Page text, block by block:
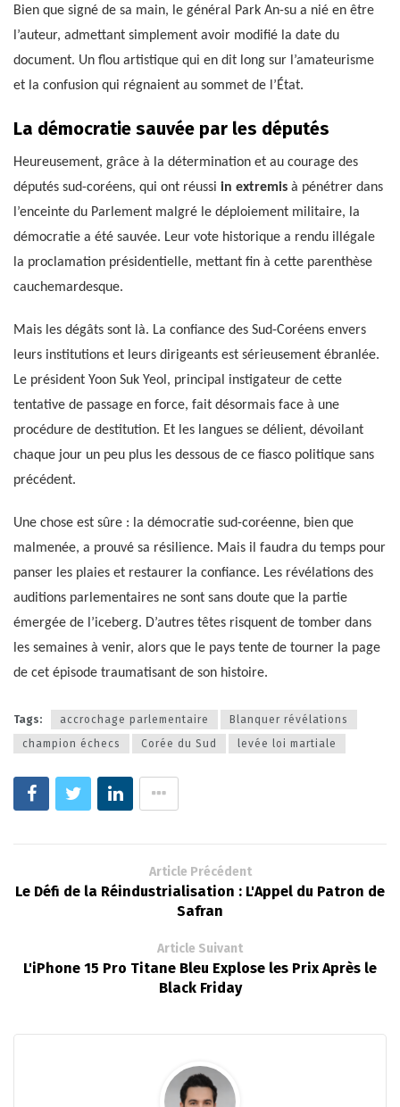
Bien que signé de sa main, le général Park An-su a nié en être
l’auteur, admettant simplement avoir modifié la date du
document. Un flou artistique qui en dit long sur l’amateurisme
et la confusion qui régnaient au sommet de l’État.
La démocratie sauvée par les députés
Heureusement, grâce à la détermination et au courage des
députés sud-coréens, qui ont réussi in extremis à pénétrer dans
l’enceinte du Parlement malgré le déploiement militaire, la
démocratie a été sauvée. Leur vote historique a rendu illégale
la proclamation présidentielle, mettant fin à cette parenthèse
cauchemardesque.
Mais les dégâts sont là. La confiance des Sud-Coréens envers
leurs institutions et leurs dirigeants est sérieusement ébranlée.
Le président Yoon Suk Yeol, principal instigateur de cette
tentative de passage en force, fait désormais face à une
procédure de destitution. Et les langues se délient, dévoilant
chaque jour un peu plus les dessous de ce fiasco politique sans
précédent.
Une chose est sûre : la démocratie sud-coréenne, bien que
malmenée, a prouvé sa résilience. Mais il faudra du temps pour
panser les plaies et restaurer la confiance. Les révélations des
auditions parlementaires ne sont sans doute que la partie
émergée de l’iceberg. D’autres têtes risquent de tomber dans
les semaines à venir, alors que le pays tente de tourner la page
de cet épisode traumatisant de son histoire.
Tags: accrochage parlementaire
Blanquer révélations
champion échecs
Corée du Sud levée loi martiale
Article Précédent
Le Défi de la Réindustrialisation : L'Appel du Patron de
Safran
Article Suivant
L'iPhone 15 Pro Titane Bleu Explose les Prix Après le
Black Friday